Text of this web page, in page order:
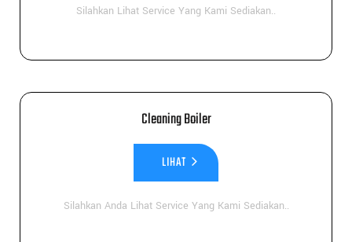
Silahkan Lihat Service Yang Kami Sediakan..
Cleaning Boiler
LIHAT
Silahkan Anda Lihat Service Yang Kami Sediakan..